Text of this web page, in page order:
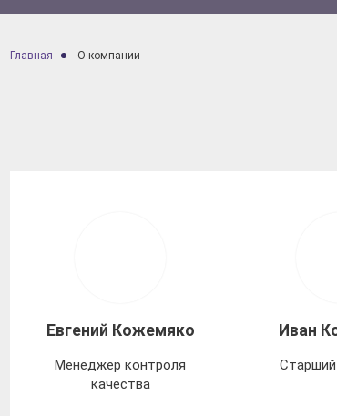
Главная О компании
Евгений Кожемяко
Менеджер контроля
качества
Иван